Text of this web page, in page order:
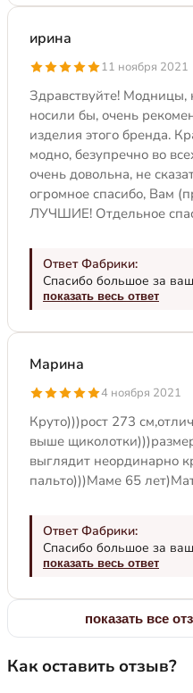
производителю, понять
Несмотря на мой
клиентов мы сохраняем
и ваш отзыв. Носите с
ирина
11 ноября 2021
Здравствуйте! Модницы,
носили бы, очень
изделия этого бренда.
модно, безупречно во
очень довольна, не
огромное спасибо, Вам
ЛУЧШИЕ! Отдельное
Ответ Фабрики:
Спасибо большое за
модель вам подошла по
производителю, понять
Несмотря на мой
клиентов мы сохраняем
и ваш отзыв. Носите с
показать весь ответ
Марина
4 ноября 2021
Круто)))рост 273
выше
выглядит неординарно
пальто)))Маме 65
Ответ Фабрики:
Спасибо большое за
модель вам подошла по
производителю, понять
двигаться, на что
Несмотря на мой
и ваш отзыв. Носите с
показать весь ответ
показать все
Как оставить отзыв?